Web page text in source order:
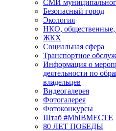
СМИ
Безопасный город
Экология
НКО, общественные,
ЖКХ
Социальная сфера
Транспортное
Информация о
деятельности по
владельцев
Видеогалерея
Фотогалерея
Фотоконкурсы
Штаб #MbIBMECTE
80 ЛЕТ ПОБЕДЫ